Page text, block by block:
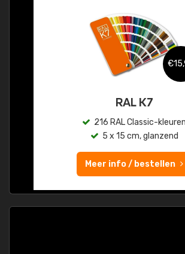
RAL K7
216 RAL Classic-kleuren
5 x 15 cm, glanzend
Meer info / bestellen